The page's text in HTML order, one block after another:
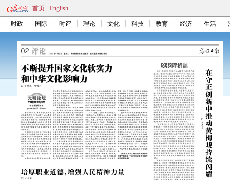
首页 English
时政 国际 时评 理论 文化 科技 教育 经济 生活